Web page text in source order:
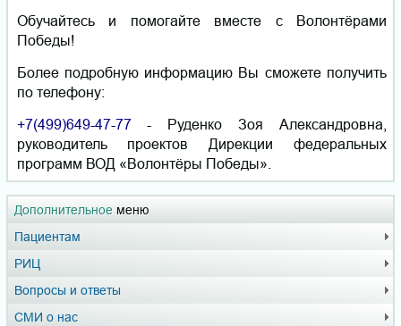
Дополнительное меню
Пациентам
РИЦ
Вопросы и ответы
СМИ о нас
Обучайтесь и помогайте вместе с Волонтёрами
Победы!
Более подробную информацию Вы сможете получить
по телефону:
+7(499)649-47-77- Руденко Зоя Александровна,
руководитель проектов Дирекции федеральных
программ ВОД «Волонтёры Победы».